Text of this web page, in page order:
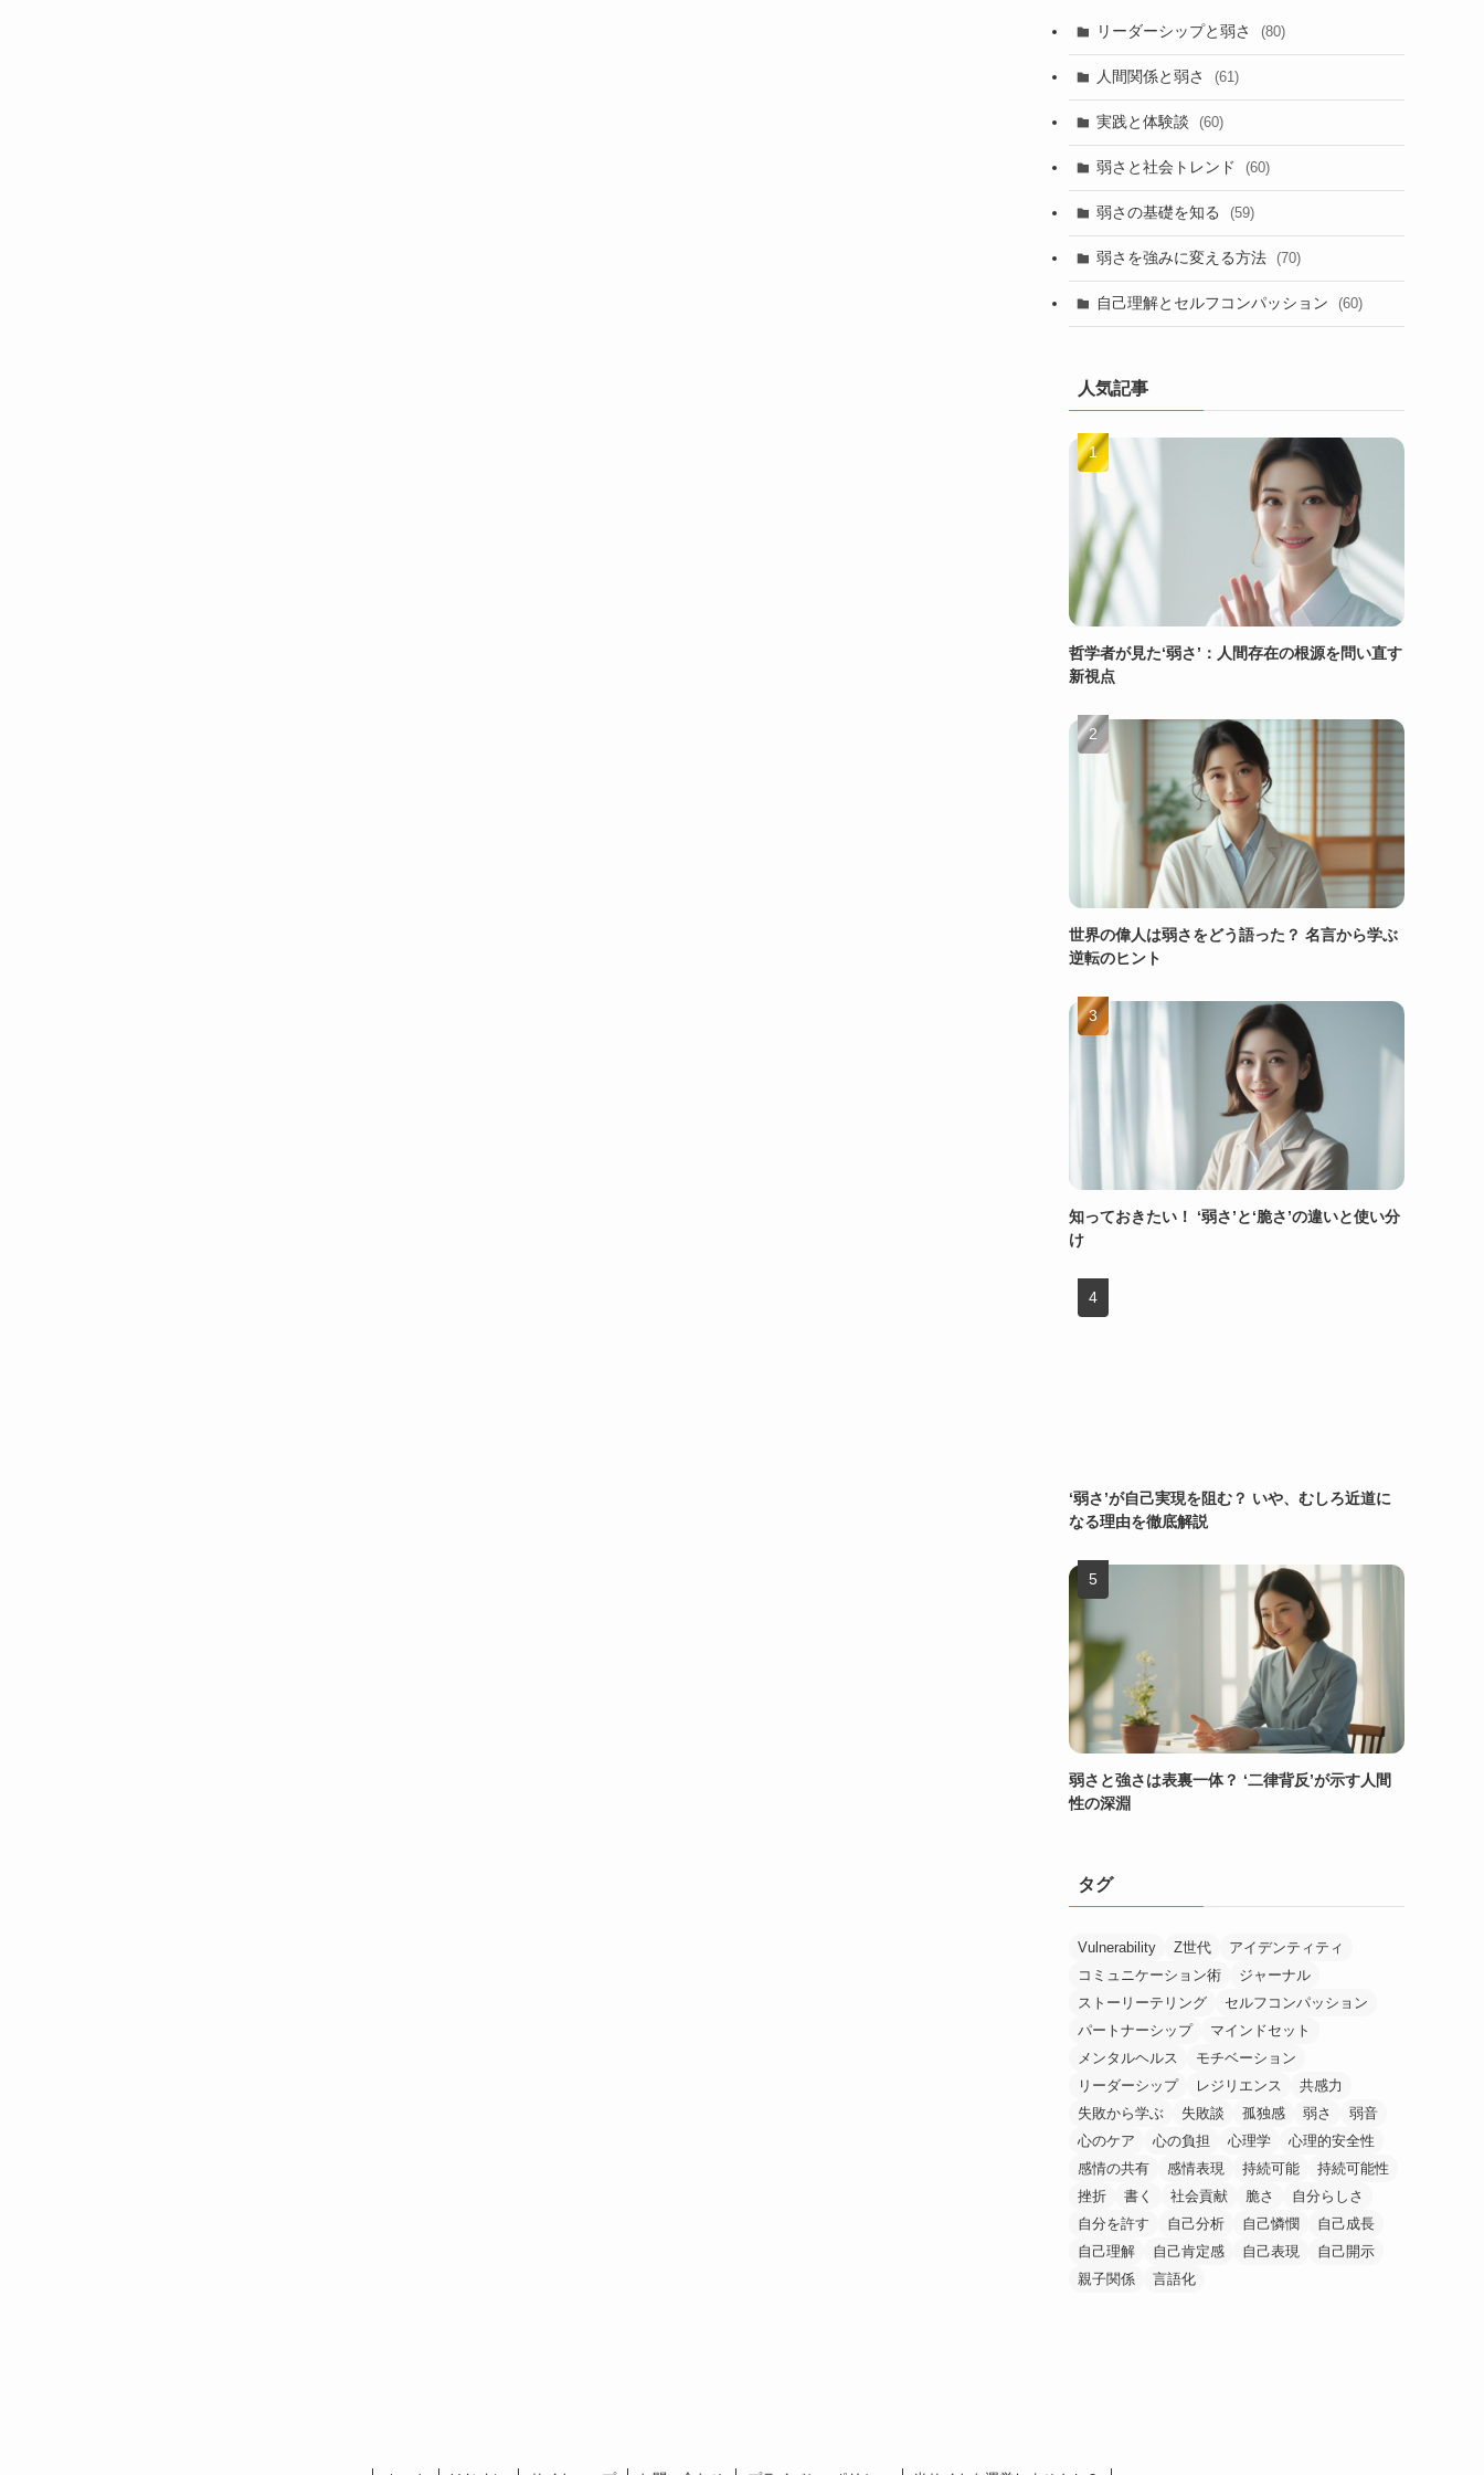
リーダーシップと弱さ (80)
人間関係と弱さ (61)
実践と体験談 (60)
弱さと社会トレンド (60)
弱さの基礎を知る (59)
弱さを強みに変える方法 (70)
自己理解とセルフコンパッション (60)
人気記事
哲学者が見た‘弱さ’：人間存在の根源を問い直す
新視点
世界の偉人は弱さをどう語った？ 名言から学ぶ
逆転のヒント
知っておきたい！ ‘弱さ’と‘脆さ’の違いと使い分
け
‘弱さ’が自己実現を阻む？ いや、むしろ近道に
なる理由を徹底解説
弱さと強さは表裏一体？ ‘二律背反’が示す人間
性の深淵
タグ
Vulnerability Z世代
アイデンティティ
コミュニケーション術
ジャーナル
ストーリーテリング
セルフコンパッション
パートナーシップ
マインドセット
メンタルヘルス
モチベーション
リーダーシップ
レジリエンス
共感力
失敗から学ぶ
失敗談 孤独感 弱さ
弱音
心のケア
心の負担 心理学
心理的安全性
感情の共有
感情表現 持続可能
持続可能性
挫折
書く 社会貢献 脆さ
自分らしさ
自分を許す
自己分析 自己憐憫
自己成長
自己理解
自己肯定感 自己表現
自己開示
親子関係
言語化